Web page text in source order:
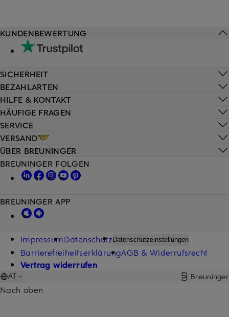
HILFE & KONTAKT
HÄUFIGE FRAGEN
SERVICE
VERSAND
KUNDENBEWERTUNG
SICHERHEIT
BEZAHLARTEN
ÜBER BREUNINGER
BREUNINGER FOLGEN
BREUNINGER APP
ImpressumDatenschutz Datenschutzeinstellungen
BarrierefreiheitserklärungAGB & Widerrufsrecht
Vertrag widerrufen
AT Breuninger
Nach oben